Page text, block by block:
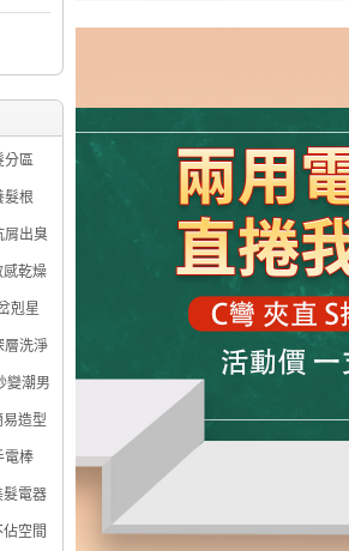
分區
髮根
屑出臭
乾燥
剋星
層洗淨
變潮男
造型
電棒
髮電器
空間